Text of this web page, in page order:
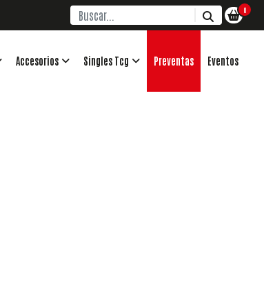
0
Accesorios Singles Tcg Preventas Eventos